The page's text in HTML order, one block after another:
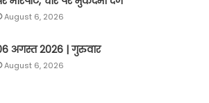
August 6, 2026
अगस्त 2026 | गुरुवार
August 6, 2026